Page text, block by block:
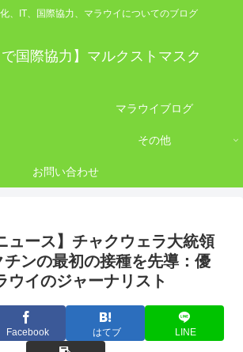
、IT、国際協力、マラウイについてのブログ
で国際協力】マルクストマスク
マラウイブログ
その他
お問い合わせ
ュース】チャクウェラ大統領
ンの最初の接種を先導：優
ウイのジャーナリスト
Facebook はてブ LINE